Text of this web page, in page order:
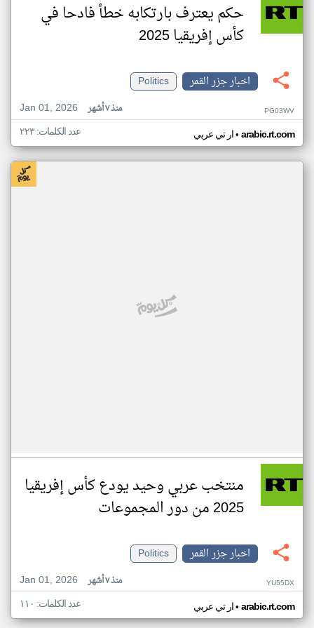
حكم يعترف بارتكابه خطأ فادحا في
كأس إفريقيا 2025
اخبار جزر القمر
Politics
Jan 01, 2026
منذ ٧ أشهر PG03WV
ار تي عربي• arabic.rt.com عدد الكلمات: ٢٢٣
منتخب عربي وحيد يودع كأس إفريقيا
2025 من دور المجموعات
اخبار جزر القمر
Politics
Jan 01, 2026
منذ ٧ أشهر YU55DX
ار تي عربي• arabic.rt.com عدد الكلمات: ١١٠